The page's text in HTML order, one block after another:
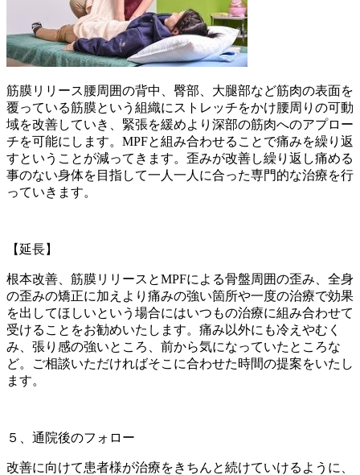
筋膜リリース腰周囲の背中、臀部、大腿部など筋肉の表面を
覆っている筋膜という組織にストレッチをかけ腰周りの可動
域を改善していき、緊張を緩めより深部の筋肉へのアプロー
チを可能にします。MPFと組み合わせることで痛みを繰り返
すということが減ってきます。歪みが改善し繰り返し痛める
事のない身体を目指して一人一人に合った専門的な治療を行
っていきます。
【延長】
根本改善、筋膜リリースとMPFによる骨盤周囲の歪み、全身
の歪みの矯正に加えより痛みの強い箇所や一度の治療で効果
を出してほしいという場合にはいつもの治療に組み合わせて
受けることをお勧めいたします。痛み以外にも冷えやむく
み、張り感の強いところ、前から気になっていたところな
ど。ご相談いただければそこに合わせた時間の提案をいたし
ます。
５、通院後のフォロー
改善に向けて患者様が治療をきちんと続けていけるように、